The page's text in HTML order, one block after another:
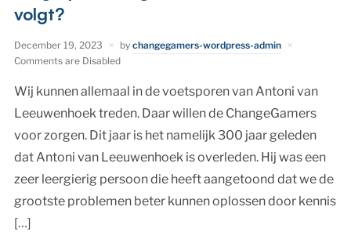
volgt?
December 19, 2023 by changegamers-wordpress-admin
Comments are Disabled
Wij kunnen allemaal in de voetsporen van Antoni van
Leeuwenhoek treden. Daar willen de ChangeGamers
voor zorgen. Dit jaar is het namelijk 300 jaar geleden
dat Antoni van Leeuwenhoek is overleden. Hij was een
zeer leergierig persoon die heeft aangetoond dat we de
grootste problemen beter kunnen oplossen door kennis
[…]